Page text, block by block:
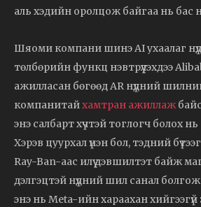
аль хэдийн оролцож байгаа нь бас
Шяоми компани шинэ AI ухаалаг
төлбөрийн функц нэвтрүүлэхдээ
ажилласан бөгөөд AR нүдний
компанитайхамтран ажиллаж
энэ салбарт хүчтэй тоглогч болох
Хэрэв цуурхал үнэн бол, тэдний
Ray-Ban-аас илүү дэвшилтэт байж
дэлгэцтэй нүдний шил санал болгож
энэ нь Meta-ийн хараахан хийгээгүй